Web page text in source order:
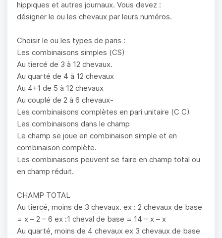
hippiques et autres journaux. Vous devez :
désigner le ou les chevaux par leurs numéros.
Choisir le ou les types de paris :
Les combinaisons simples (CS)
Au tiercé de 3 à 12 chevaux.
Au quarté de 4 à 12 chevaux
Au 4+1 de 5 à 12 chevaux
Au couplé de 2 à 6 chevaux-
Les combinaisons complètes en pari unitaire (C C)
Les combinaisons dans le champ
Le champ se joue en combinaison simple et en
combinaison complète.
Les combinaisons peuvent se faire en champ total ou
en champ réduit.
CHAMP TOTAL
Au tiercé, moins de 3 chevaux. ex : 2 chevaux de base
= x – 2 – 6 ex :1 cheval de base = 14 – x – x
Au quarté, moins de 4 chevaux ex 3 chevaux de base